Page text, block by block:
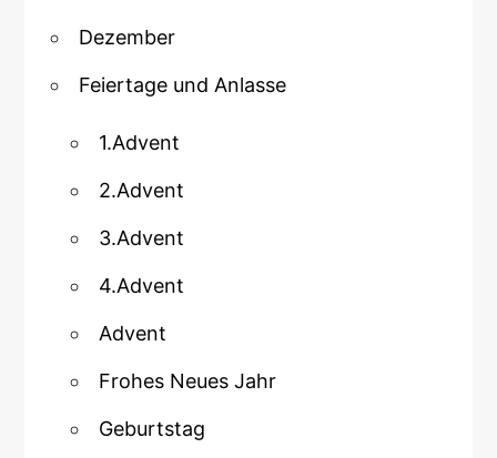
Dezember
Feiertage und Anlasse
1.Advent
2.Advent
3.Advent
4.Advent
Advent
Frohes Neues Jahr
Geburtstag